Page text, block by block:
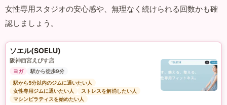
女性専用スタジオの安心感や、無理なく続けられる回数かも確
認しましょう。
ソエル(SOELU)
阪神西宮えびす店
ヨガ
駅から徒歩9分
駅から5分以内のジムに通いたい人
女性専用ジムに通いたい人
ストレスを解消したい人
マシンピラティスを始めたい人